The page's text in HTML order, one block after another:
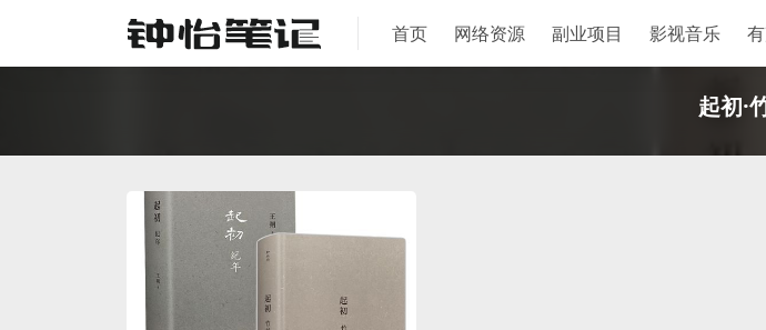
首页 网络资源 副业项目 影视音乐
起初·